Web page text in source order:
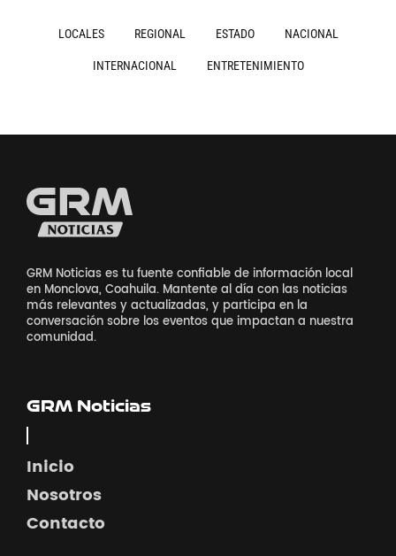
LOCALES REGIONAL ESTADO NACIONAL
INTERNACIONAL ENTRETENIMIENTO
GRM Noticias es tu fuente confiable de información local
en Monclova, Coahuila. Mantente al día con las noticias
más relevantes y actualizadas, y participa en la
conversación sobre los eventos que impactan a nuestra
comunidad.
GRM Noticias
Inicio
Nosotros
Contacto